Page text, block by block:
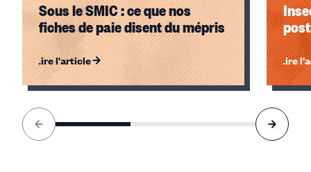
Sous le SMIC : ce que nos
fiches de paie disent du mépris
Lire l'article Lire